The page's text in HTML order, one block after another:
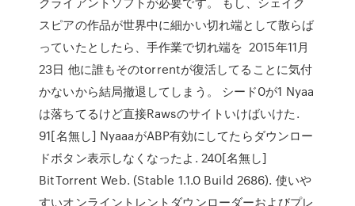
スピアの作品が世界中に細かい切れ端として散らば
っていたとしたら、手作業で切れ端を 2015年11月
23日 他に誰もそのtorrentが復活してることに気付
かないから結局撤退してしまう。 シード0が1 Nyaa
は落ちてるけど直接Rawsのサイトいけばいけた.
91[名無し] NyaaaがABP有効にしてたらダウンロー
ドボタン表示しなくなったよ. 240[名無し]
BitTorrent Web. (Stable 1.1.0 Build 2686). 使いや
すいオンライントレントダウンローダーおよびプレ